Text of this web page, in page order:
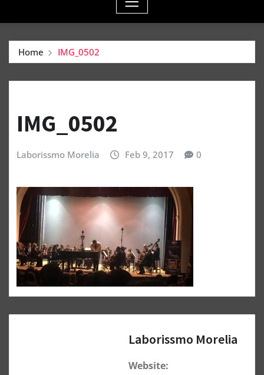
Home IMG_0502
IMG_0502
Laborissmo Morelia Feb 9, 2017 0
Laborissmo Morelia
Website: